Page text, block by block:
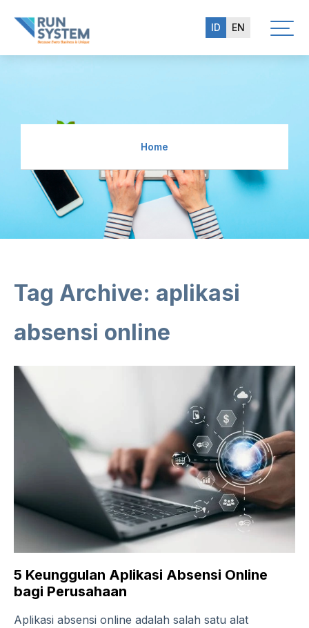
ID EN
Home
Tag Archive: aplikasi
absensi online
5 Keunggulan Aplikasi Absensi Online
bagi Perusahaan
Aplikasi absensi online adalah salah satu alat